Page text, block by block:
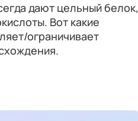
дают цельный белок,
Вот какие
ограничивает